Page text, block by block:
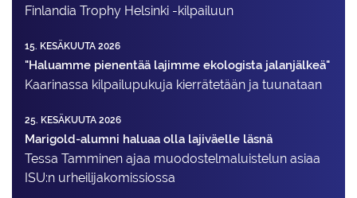
Finlandia Trophy Helsinki -kilpailuun
15. KESÄKUUTA 2026
"Haluamme pienentää lajimme ekologista jalanjälkeä"
Kaarinassa kilpailupukuja kierrätetään ja tuunataan
25. KESÄKUUTA 2026
Marigold-alumni haluaa olla lajiväelle läsnä
Tessa Tamminen ajaa muodostelma­luistelun asiaa
ISU:n urheilija­komissiossa